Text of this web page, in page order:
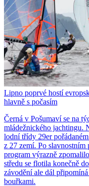
Lipno poprvé hostí
hlavně s počasím
Černá v Pošumaví se na
mládežnického jachtingu.
lodní třídy 29er
z 27 zemí. Po
program výrazně
středu se flotila konečně
závodění ale dál
bouřkami.